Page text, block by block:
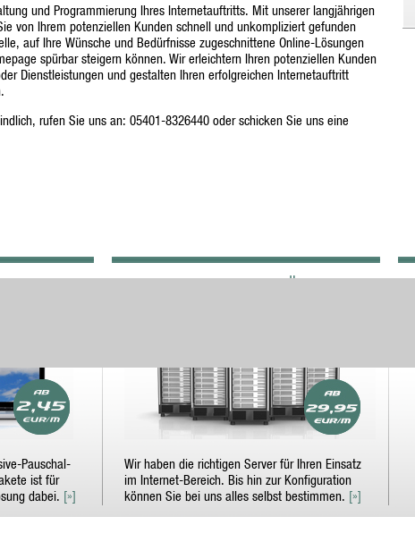
und Programmierung Ihres Internetauftritts. Mit unserer langjährigen
von Ihrem potenziellen Kunden schnell und unkompliziert gefunden
auf Ihre Wünsche und Bedürfnisse zugeschnittene Online-Lösungen
spürbar steigern können. Wir erleichtern Ihren potenziellen Kunden
Dienstleistungen und gestalten Ihren erfolgreichen Internetauftritt
rufen Sie uns an: 05401-8326440 oder schicken Sie uns eine
Pauschal-
ist für
dabei. [»]
RUNDUM-SERVER-LÖSUNGEN
Wir haben die richtigen Server für Ihren Einsatz
im Internet-Bereich. Bis hin zur Konfiguration
können Sie bei uns alles selbst bestimmen. [»]